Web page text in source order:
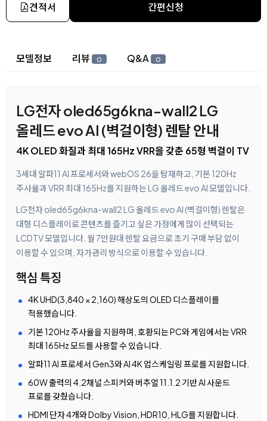
견적서 간편신청
상세 정보
모델정보 리뷰 0 Q&A 0
LG전자 oled65g6kna-wall2 LG
올레드 evo AI (벽걸이형) 렌탈 안내
4K OLED 화질과 최대 165Hz VRR을 갖춘 65형 벽걸이 TV
3세대 알파11 AI 프로세서와 webOS 26을 탑재하고, 기본 120Hz
주사율과 VRR 최대 165Hz를 지원하는 LG 올레드 evo AI 모델입니다.
LG전자 oled65g6kna-wall2 LG 올레드 evo AI (벽걸이형) 렌탈은
대형 디스플레이로 콘텐츠를 즐기고 싶은 가정에게 많이 선택되는
LCDTV 모델입니다. 월 7만원대 렌탈 요금으로 초기 구매 부담 없이
이용할 수 있으며, 자가관리 방식으로 이용할 수 있습니다.
핵심 특징
4K UHD(3,840 × 2,160) 해상도의 OLED 디스플레이를
적용했습니다.
기본 120Hz 주사율을 지원하며, 호환되는 PC와 게임에서는 VRR
최대 165Hz 모드를 사용할 수 있습니다.
알파11 AI 프로세서 Gen3와 AI 4K 업스케일링 프로를 지원합니다.
60W 출력의 4.2채널 스피커와 버추얼 11.1.2 기반 AI 사운드
프로를 갖췄습니다.
HDMI 단자 4개와 Dolby Vision, HDR10, HLG를 지원합니다.